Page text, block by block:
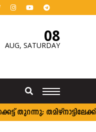
08
AUG, SATURDAY
തുറന്നു;